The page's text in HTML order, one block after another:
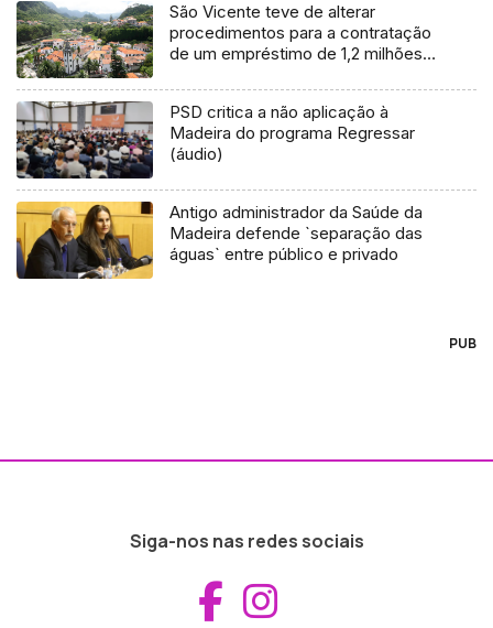
São Vicente teve de alterar
procedimentos para a contratação
de um empréstimo de 1,2 milhões
PSD critica a não aplicação à
Madeira do programa Regressar
(áudio)
Antigo administrador da Saúde da
Madeira defende `separação das
águas` entre público e privado
PUB
Siga-nos nas redes sociais
Aceder ao